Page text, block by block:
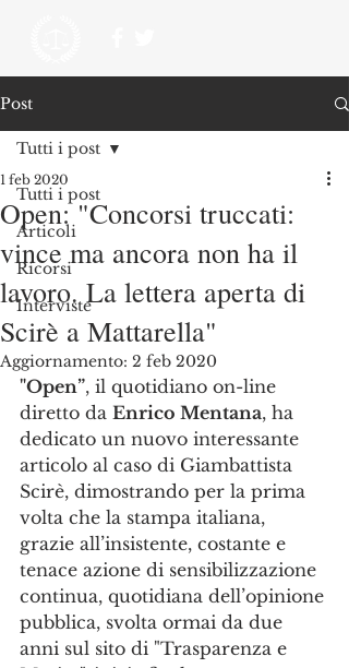
Post
Tutti i post
Articoli
Ricorsi
Interviste
Tutti i post
Open: "Concorsi truccati:
vince ma ancora non ha il
lavoro. La lettera aperta di
Scirè a Mattarella"
1 feb 2020
Aggiornamento: 2 feb 2020
"Open”, il quotidiano on-line
diretto da Enrico Mentana, ha
dedicato un nuovo interessante
articolo al caso di Giambattista
Scirè, dimostrando per la prima
volta che la stampa italiana,
grazie all’insistente, costante e
tenace azione di sensibilizzazione
continua, quotidiana dell’opinione
pubblica, svolta ormai da due
anni sul sito di "Trasparenza e